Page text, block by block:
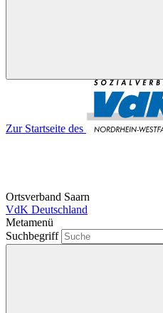
Zur Startseite des
Ortsverband Saarn
VdK Deutschland
Metamenü
Suchbegriff